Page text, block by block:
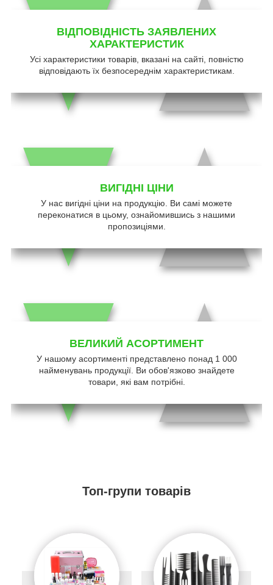
ВІДПОВІДНІСТЬ ЗАЯВЛЕНИХ
ХАРАКТЕРИСТИК
Усі характеристики товарів, вказані на сайті, повністю
відповідають їх безпосереднім характеристикам.
ВИГІДНІ ЦІНИ
У нас вигідні ціни на продукцію. Ви самі можете
переконатися в цьому, ознайомившись з нашими
пропозиціями.
ВЕЛИКИЙ АСОРТИМЕНТ
У нашому асортименті представлено понад 1 000
найменувань продукції. Ви обов'язково знайдете
товари, які вам потрібні.
Топ-групи товарів